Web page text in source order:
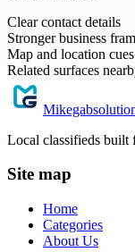
Clear contact details
Stronger business
Map and location cues
Related surfaces
Local classifieds built
Site map
Home
Categories
About Us